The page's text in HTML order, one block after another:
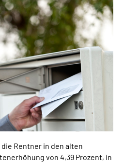
(DGS)
Kundenportal
Rentner in den alten
von 4,39 Prozent, in